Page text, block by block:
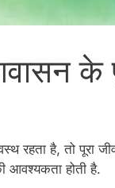
के
रहता है, तो पूरा
आवश्यकता होती है.